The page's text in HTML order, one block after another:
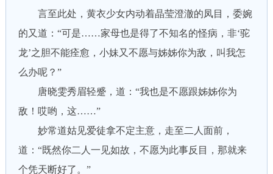
言至此处，黄衣少女内动着晶莹澄澈的凤目，委婉
的又道：“可是……家母也是得了不知名的怪病，非‘驼
龙’之胆不能痊愈，小妹又不愿与姊姊你为敌，叫我怎
么办呢？”
唐晓雯秀眉轻蹙，道：“我也是不愿跟姊姊你为
敌！哎哟，这……”
妙常道姑见爱徒拿不定主意，走至二人面前，
道：“既然你二人一见如故，不愿为此事反目，那就来
个凭天断好了。”